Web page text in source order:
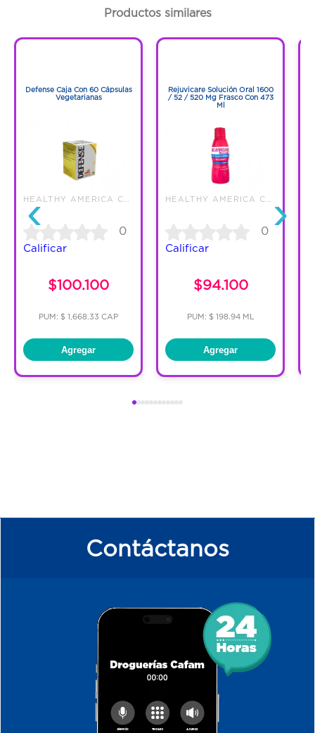
1295338
Productos similares
‹
Defense Caja Con 60 Cápsulas
Vegetarianas
0
Calificar
$100.100
PUM: $ 1,668.33 CAP
Agregar
Rejuvicare Solución Oral 1600
/ 52 / 520 Mg Frasco Con 473
Ml
0
Calificar
$94.100
PUM: $ 198.94 ML
Agregar
›
Contáctanos